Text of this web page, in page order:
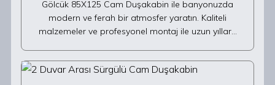
Gölcük 85X125 Cam Duşakabin ile banyonuzda
modern ve ferah bir atmosfer yaratın. Kaliteli
malzemeler ve profesyonel montaj ile uzun yıllar…